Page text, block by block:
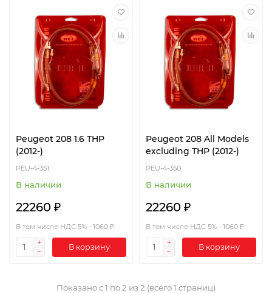
Peugeot 208 1.6 THP
(2012-)
PEU-4-351
В наличии
22260 ₽
В том числе НДС 5% - 1060 ₽
В корзину
Peugeot 208 All Models
excluding THP (2012-)
PEU-4-350
В наличии
22260 ₽
В том числе НДС 5% - 1060 ₽
В корзину
Показано с 1 по 2 из 2 (всего 1 страниц)